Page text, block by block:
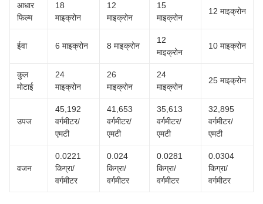
आधार
फिल्म
18
माइक्रोन
12
माइक्रोन
15
माइक्रोन
12 माइक्रोन
ईवा 6 माइक्रोन 8 माइक्रोन
12
माइक्रोन
10 माइक्रोन
कुल
मोटाई
24
माइक्रोन
26
माइक्रोन
24
माइक्रोन
25 माइक्रोन
उपज
45,192
वर्गमीटर/
एमटी
41,653
वर्गमीटर/
एमटी
35,613
वर्गमीटर/
एमटी
32,895
वर्गमीटर/
एमटी
वजन
0.0221
किग्रा/
वर्गमीटर
0.024
किग्रा/
वर्गमीटर
0.0281
किग्रा/
वर्गमीटर
0.0304
किग्रा/
वर्गमीटर